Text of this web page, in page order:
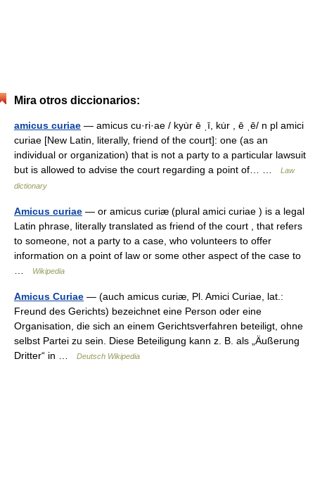
Mira otros diccionarios:
amicus curiae — amicus cu·ri·ae / kyu̇r ē ˌī, ku̇r , ē ˌē/ n pl amici
curiae [New Latin, literally, friend of the court]: one (as an
individual or organization) that is not a party to a particular lawsuit
but is allowed to advise the court regarding a point of… …
Law
dictionary
Amicus curiae — or amicus curiæ (plural amici curiae ) is a legal
Latin phrase, literally translated as friend of the court , that refers
to someone, not a party to a case, who volunteers to offer
information on a point of law or some other aspect of the case to
Wikipedia
Amicus Curiae — (auch amicus curiæ, Pl. Amici Curiae, lat.:
Freund des Gerichts) bezeichnet eine Person oder eine
Organisation, die sich an einem Gerichtsverfahren beteiligt, ohne
selbst Partei zu sein. Diese Beteiligung kann z. B. als „Äußerung
Dritter“ in …
Deutsch Wikipedia